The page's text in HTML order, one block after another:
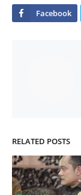
RELATED POSTS